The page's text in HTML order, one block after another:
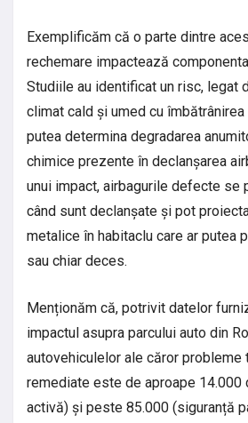
Exemplificăm că o parte dintre
rechemare impactează componenta
Studiile au identificat un risc, legat
climat cald și umed cu îmbătrânirea
putea determina degradarea
chimice prezente în declanșarea
unui impact, airbagurile defecte se
când sunt declanșate și pot
metalice în habitaclu care ar putea
sau chiar deces.
Menționăm că, potrivit datelor
impactul asupra parcului auto din
autovehiculelor ale căror probleme
remediate este de aproape 14.000
activă) și peste 85.000 (siguranță